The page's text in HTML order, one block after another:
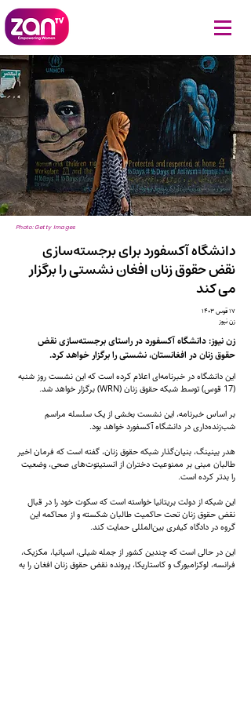
Photo: Getty Images
دانشگاه آکسفورد برای برجسته‌سازی
نقض حقوق زنان افغان نشستی را برگزار
می کند
۱۷ قوس ۱۴۰۳
زن نیوز
زن نیوز: دانشگاه آکسفورد در راستای برجسته‌سازی نقض
حقوق زنان در افغانستان، نشستی را برگزار خواهد کرد.
این دانشگاه در خبرنامه‌ای اعلام کرده است که این نشست روز شنبه
(17 قوس) توسط شبکه حقوق زنان (WRN) برگزار خواهد شد.
بر اساس خبرنامه، این نشست بخشی از یک سلسله مراسم
شب‌زنده‌داری در دانشگاه آکسفورد خواهد بود.
هدر بینینگ، بنیان‌گذار شبکه حقوق زنان، گفته است که فرمان اخیر
طالبان مبنی بر ممنوعیت دختران از انستیتوت‌های صحی، وضعیت
را بد‌تر کرده است.
این شبکه از دولت بریتانیا خواسته است که سکوت خود را در قبال
نقض حقوق زنان تحت حاکمیت طالبان شکسته و از محاکمه این
گروه در دادگاه کیفری بین‌المللی حمایت کند.
این در حالی است که چندین کشور از جمله شیلی، اسپانیا، مکزیک،
فرانسه، لوکزامبورگ و کاستاریکا، پرونده نقض حقوق زنان افغان را به